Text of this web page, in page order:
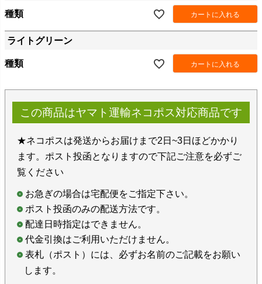
種類 カートに入れる
ライトグリーン
種類 カートに入れる
この商品はヤマト運輸ネコポス対応商品です
★ネコポスは発送からお届けまで2日~3日ほどかかり
ます。ポスト投函となりますので下記ご注意を必ずご
覧ください
お急ぎの場合は宅配便をご指定下さい。
ポスト投函のみの配送方法です。
配達日時指定はできません。
代金引換はご利用いただけません。
表札（ポスト）には、必ずお名前のご記載をお願い
します。